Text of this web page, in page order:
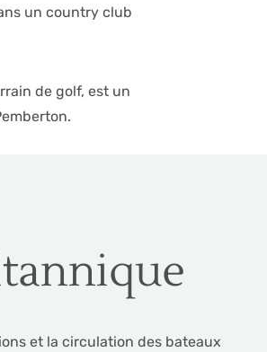
un country club
de golf, est un
et la circulation des bateaux